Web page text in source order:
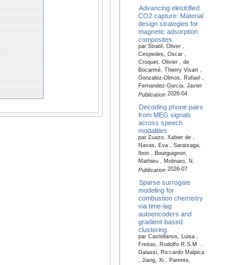
Advancing electrified
CO2 capture: Material
design strategies for
magnetic adsorption
composites
par Stratil, Oliver ,
Cespedes, Oscar ,
Croquet, Olivier , de
Bocarmé, Thierry Visart ,
Gonzalez-Olmos, Rafael ,
Fernandez-Garcia, Javier
Publication2026-04
Decoding phone pairs
from MEG signals
across speech
modalities
par Zuazo, Xabier de ,
Navas, Eva , Saratxaga,
Ibon , Bourguignon,
Mathieu , Molinaro, N.
Publication2026-07
Sparse surrogate
modeling for
combustion chemistry
via time-lag
autoencoders and
gradient-based
clustering
par Castellanos, Luisa ,
Freitas, Rodolfo R.S.M. ,
Galassi, Riccardo Malpica
, Jiang, Xi , Parente,